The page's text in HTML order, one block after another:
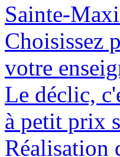
Sainte-
Choisissez
votre
Le déclic,
à petit prix
Réalisation